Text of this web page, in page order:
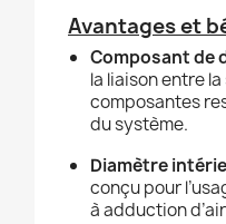
Avantages et
Composant de
la liaison entre
composantes
du système.
Diamètre
conçu pour
à adduction